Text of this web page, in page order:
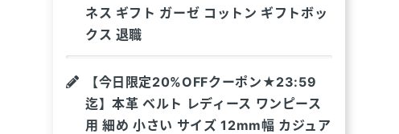
ネス ギフト ガーゼ コットン ギフトボッ
クス 退職
【今日限定20%OFFクーポン★23:59
迄】本革 ベルト レディース ワンピース
用 細め 小さい サイズ 12mm幅 カジュア